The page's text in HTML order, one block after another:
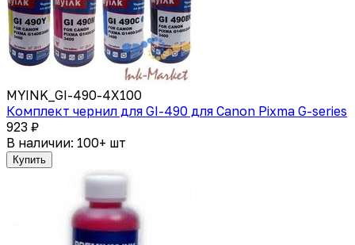
MYINK_GI-490-4X100
Комплект чернил для GI-490 для Canon Pixma G-series
923 ₽
В наличии: 100+ шт
Купить